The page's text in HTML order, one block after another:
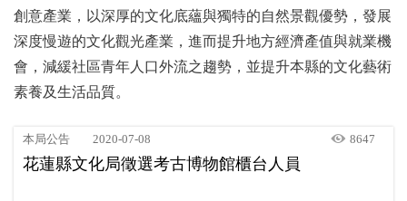
創意產業，以深厚的文化底蘊與獨特的自然景觀優勢，發展
深度慢遊的文化觀光產業，進而提升地方經濟產值與就業機
會，減緩社區青年人口外流之趨勢，並提升本縣的文化藝術
素養及生活品質。
本局公告 2020-07-08 8647
花蓮縣文化局徵選考古博物館櫃台人員